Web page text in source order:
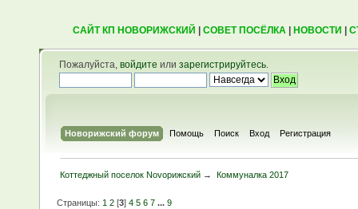
САЙТ КП НОВОРИЖСКИЙ СОВЕТ ПОСЁЛКА| НОВОСТИ
Пожалуйста, войдите или зарегистрируйтесь.
Новорижский форум Помощь Поиск Вход Регистрация
Коттеджный поселок Novoрижский → Коммуналка 2017
Страницы:1 2 [3]4 5 6 7 ...9